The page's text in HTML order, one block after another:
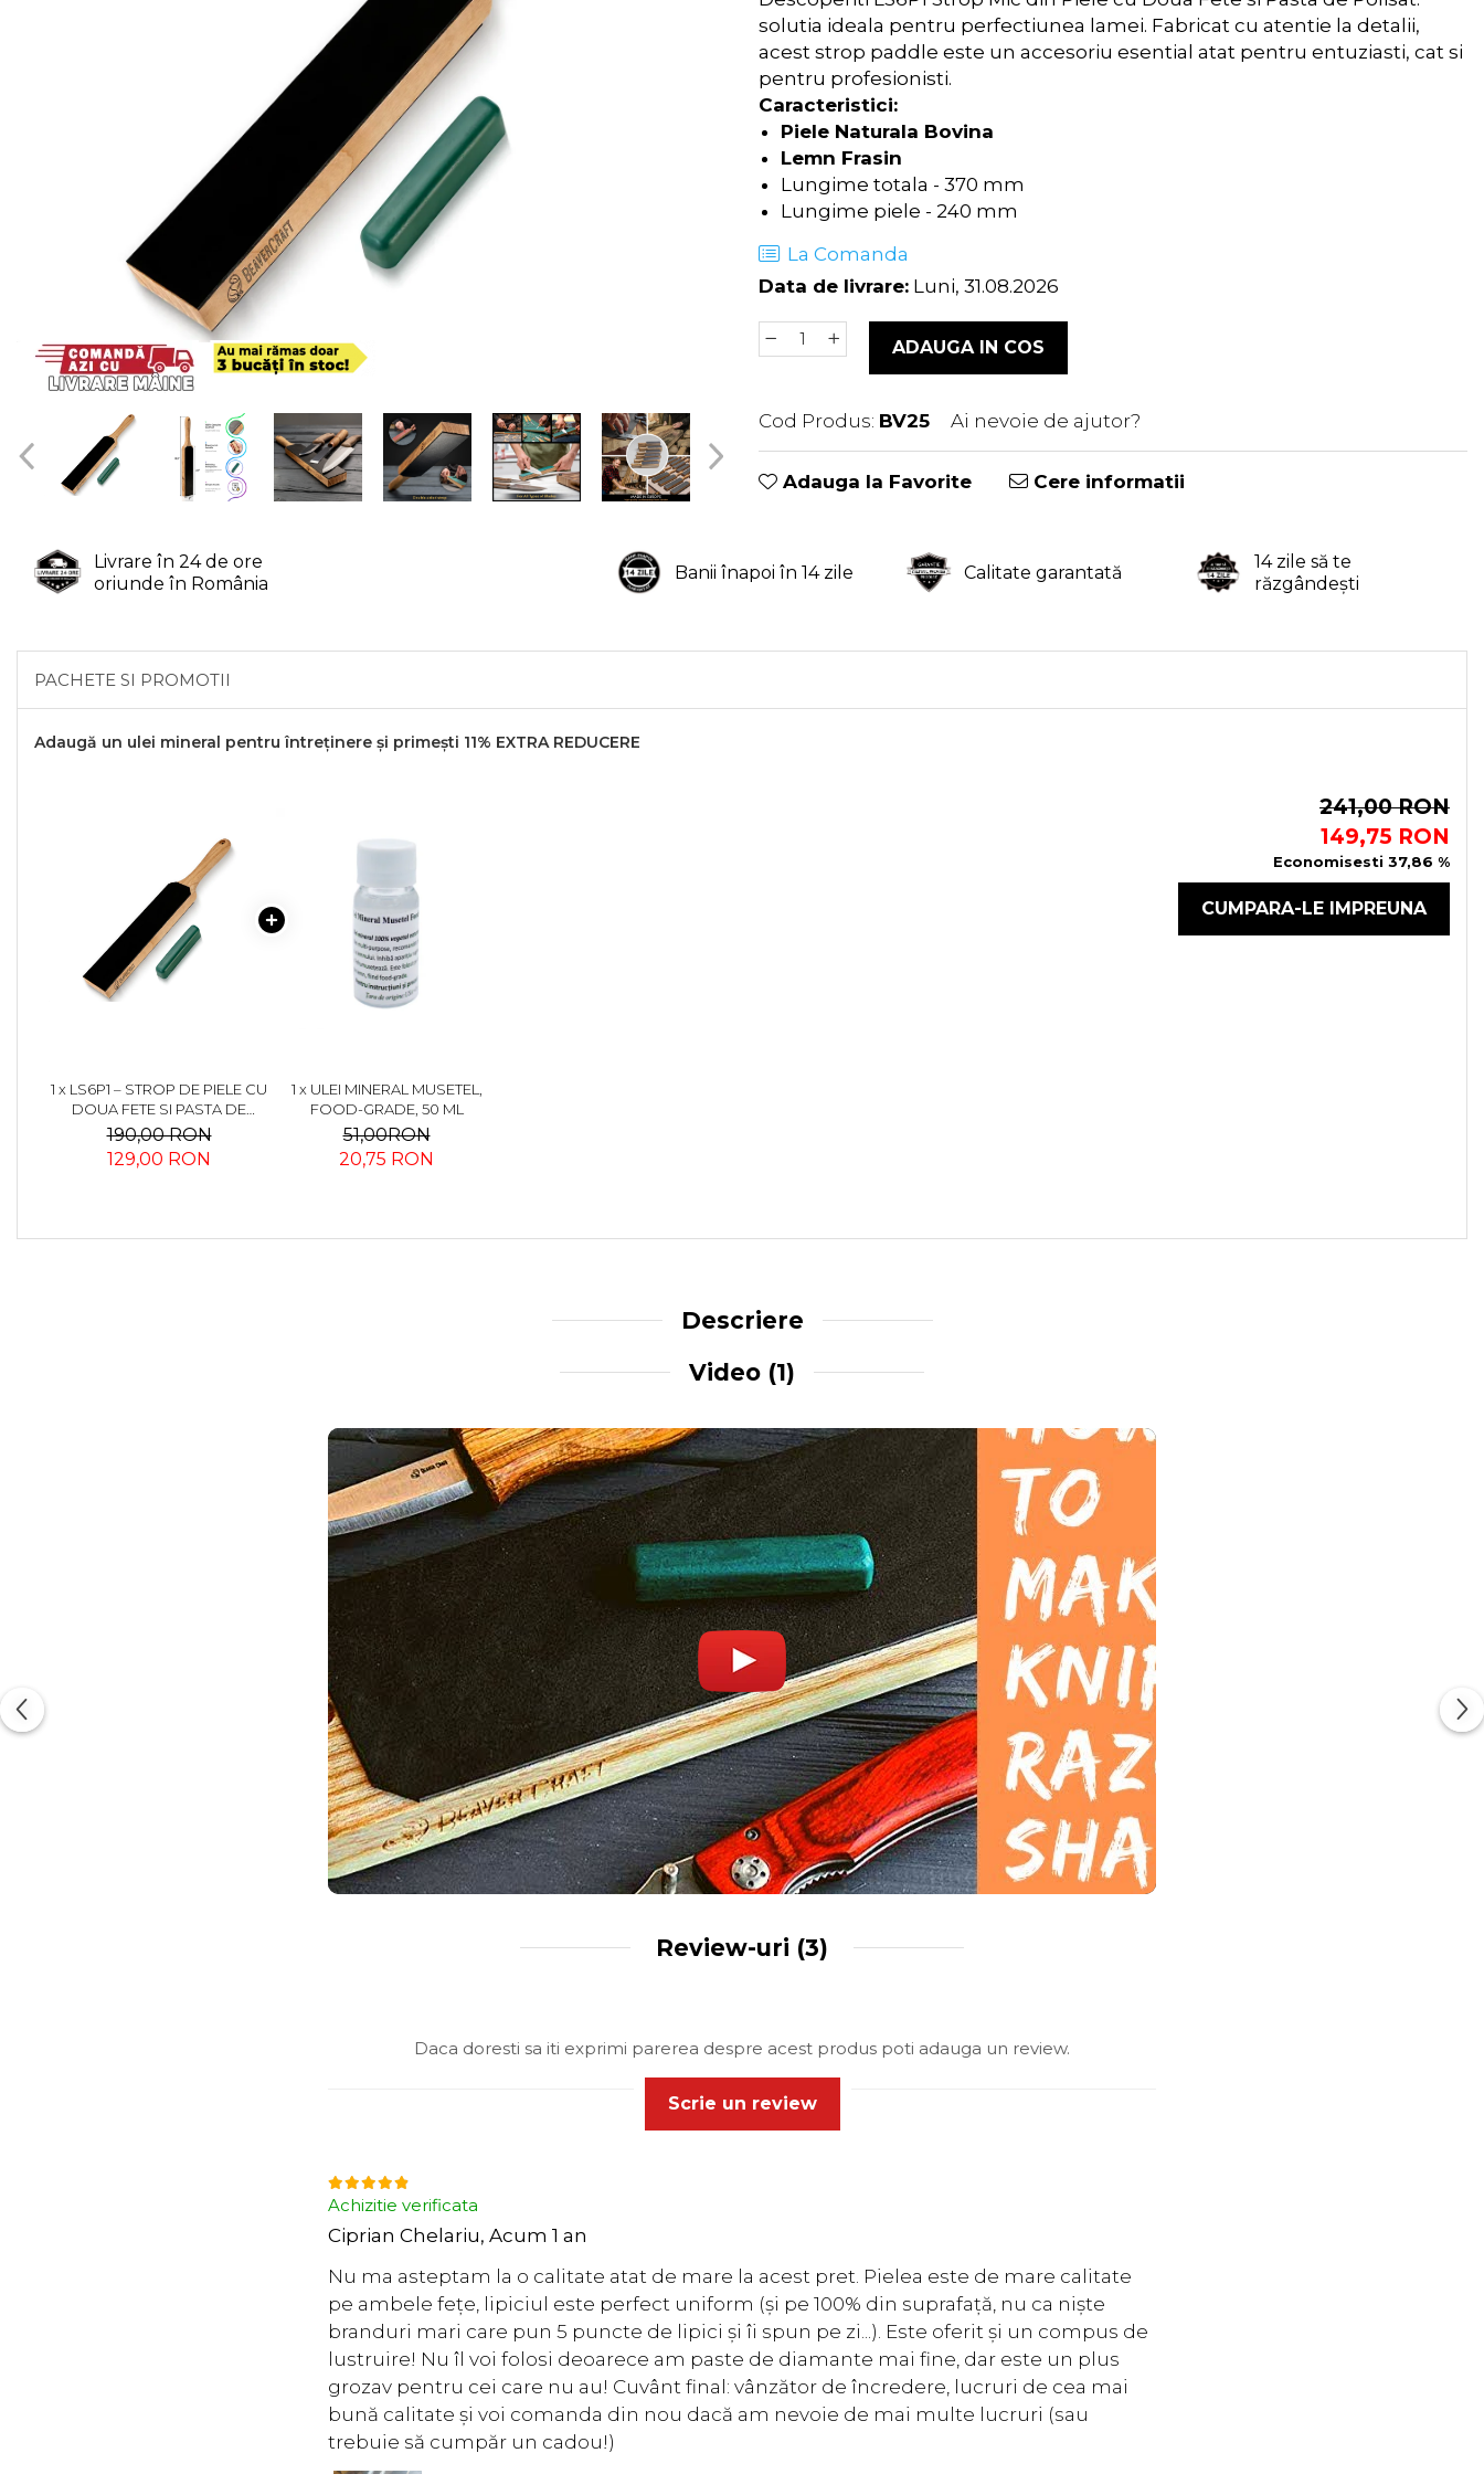
solutia ideala pentru perfectiunea lamei. Fabricat cu atentie la detalii,
acest strop paddle este un accesoriu esential atat pentru entuziasti, cat si
pentru profesionisti.
Caracteristici:
Piele Naturala Bovina
Lemn Frasin
Lungime totala - 370 mm
Lungime piele - 240 mm
La Comanda
Data de livrare: Luni, 31.08.2026
ADAUGA IN COS
Cod Produs: BV25 Ai nevoie de ajutor?
Adauga la Favorite Cere informatii
Livrare în 24 de ore
oriunde în România
Banii înapoi în 14 zile Calitate garantată
14 zile să te
răzgândești
PACHETE SI PROMOTII
Adaugă un ulei mineral pentru întreținere și primești 11% EXTRA REDUCERE
1 x LS6P1 – STROP DE PIELE CU
DOUA FETE SI PASTA DE
POLISAT
190,00 RON
129,00 RON
1 x ULEI MINERAL MUSETEL,
FOOD-GRADE, 50 ML
51,00RON
20,75 RON
241,00 RON
149,75 RON
Economisesti 37,86 %
CUMPARA-LE IMPREUNA
Descriere
Video (1)
Review-uri (3)
Daca doresti sa iti exprimi parerea despre acest produs poti adauga un review.
Scrie un review
Achizitie verificata
Ciprian Chelariu, Acum 1 an
Nu ma asteptam la o calitate atat de mare la acest pret. Pielea este de mare calitate
pe ambele fețe, lipiciul este perfect uniform (și pe 100% din suprafață, nu ca niște
branduri mari care pun 5 puncte de lipici și îi spun pe zi...). Este oferit și un compus de
lustruire! Nu îl voi folosi deoarece am paste de diamante mai fine, dar este un plus
grozav pentru cei care nu au! Cuvânt final: vânzător de încredere, lucruri de cea mai
bună calitate și voi comanda din nou dacă am nevoie de mai multe lucruri (sau
trebuie să cumpăr un cadou!)